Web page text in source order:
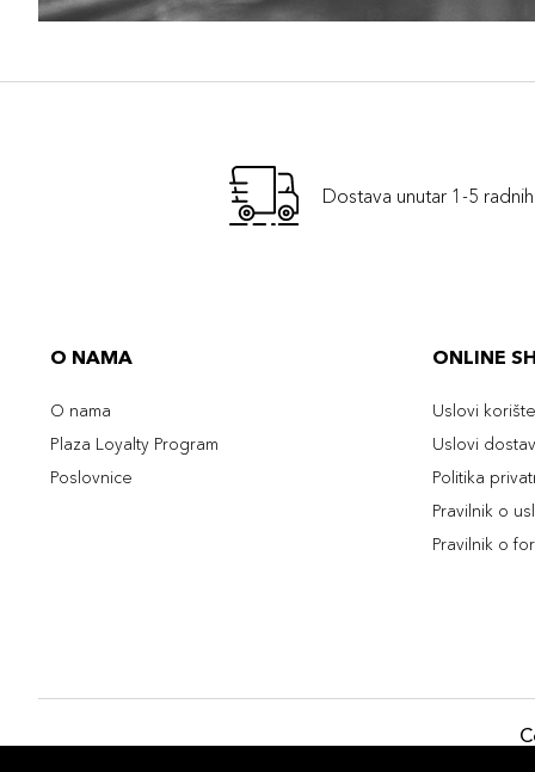
Dostava unutar 1-5
O NAMA
O nama
Plaza Loyalty Program
Poslovnice
ONLINE
Uslovi
Uslovi
Politika
Pravilnik o
Pravilnik o